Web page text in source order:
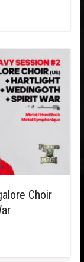
Choir